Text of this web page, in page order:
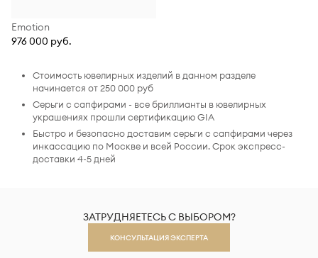
Emotion
976 000 руб.
Стоимость ювелирных изделий в данном разделе
начинается от 250 000 руб
Серьги с сапфирами - все бриллианты в ювелирных
украшениях прошли сертификацию GIA
Быстро и безопасно доставим серьги с сапфирами через
инкассацию по Москве и всей России. Срок экспресс-
доставки 4-5 дней
ЗАТРУДНЯЕТЕСЬ С ВЫБОРОМ?
КОНСУЛЬТАЦИЯ ЭКСПЕРТА